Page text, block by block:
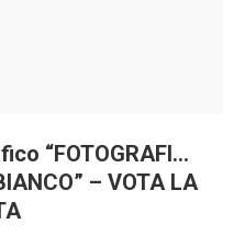
“FOTOGRAFI…
– VOTA LA